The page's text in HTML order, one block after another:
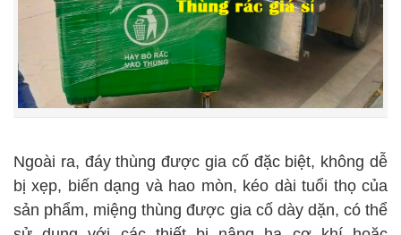
Ngoài ra, đáy thùng được gia cố đặc biệt, không dễ
bị xẹp, biến dạng và hao mòn, kéo dài tuổi thọ của
sản phẩm, miệng thùng được gia cố dày dặn, có thể